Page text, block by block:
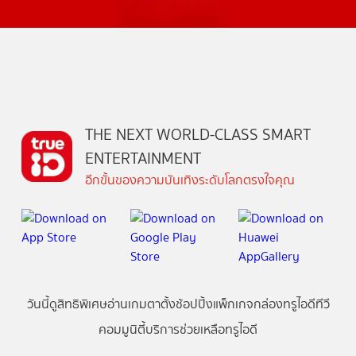
THE NEXT WORLD-CLASS SMART
ENTERTAINMENT
อีกขั้นของความบันเทิงระดับโลกตรงใจคุณ
วันนี้ดูสิทธิพิเศษอ่านเกมตาตั้งช้อปปิ้งแพ็กเกจกล่องทรูไอดีทีวี
คอมมูนิตี้บริการช่วยเหลือทรูไอดี